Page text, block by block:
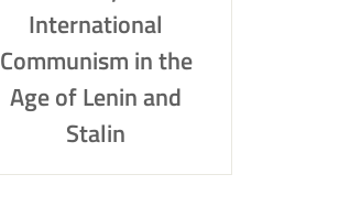
International
Communism in the
Age of Lenin and
Stalin